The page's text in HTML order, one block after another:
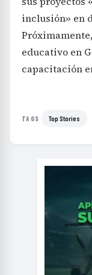
inclusión» en
educativo en
capacitación
TAGS Top Stories